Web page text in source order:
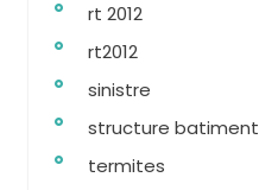
rt 2012
rt2012
sinistre
structure batiment
termites